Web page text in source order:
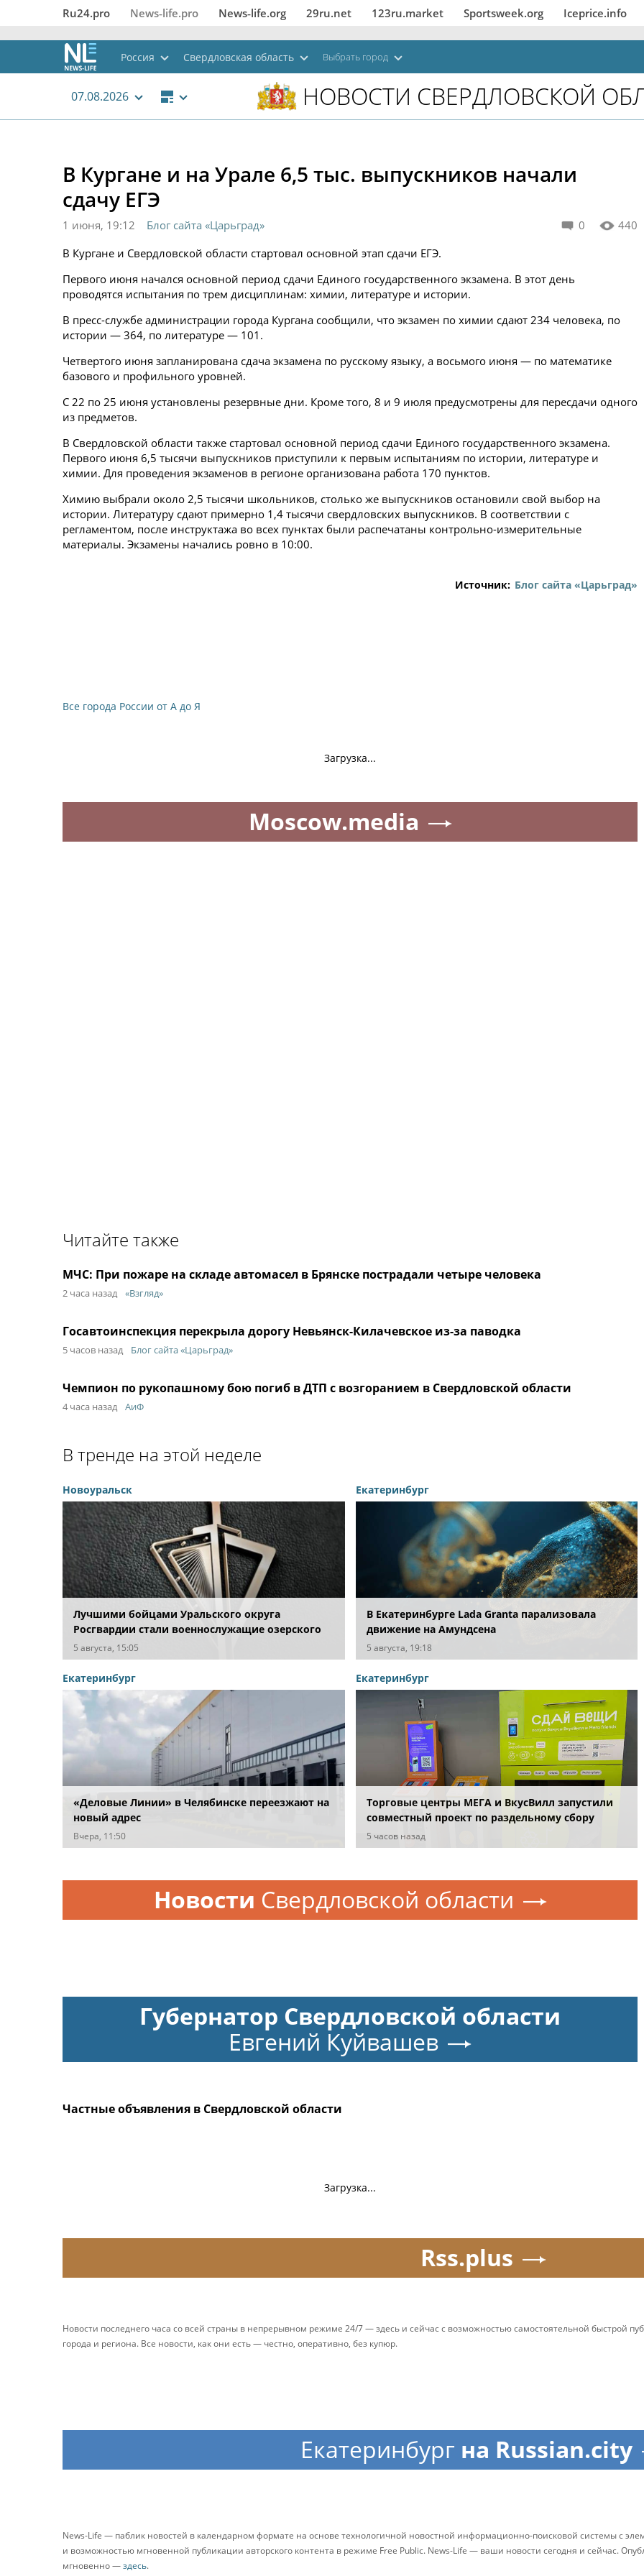
Ru24.pro News‑life.pro News‑life.org 29ru.net 123ru.market Sportsweek.org Iceprice.info
Россия Свердловская область Выбрать город
07.08.2026 НОВОСТИ СВЕРДЛОВСКОЙ
В Кургане и на Урале 6,5 тыс. выпускников начали
сдачу ЕГЭ
0 440
1 июня, 19:12
Блог сайта «Царьград»
В Кургане и Свердловской области стартовал основной этап сдачи ЕГЭ.
Первого июня начался основной период сдачи Единого государственного экзамена. В этот день
проводятся испытания по трем дисциплинам: химии, литературе и истории.
В пресс-службе администрации города Кургана сообщили, что экзамен по химии сдают 234 человека, по
истории — 364, по литературе — 101.
Четвертого июня запланирована сдача экзамена по русскому языку, а восьмого июня — по математике
базового и профильного уровней.
С 22 по 25 июня установлены резервные дни. Кроме того, 8 и 9 июля предусмотрены для пересдачи одного
из предметов.
В Свердловской области также стартовал основной период сдачи Единого государственного экзамена.
Первого июня 6,5 тысячи выпускников приступили к первым испытаниям по истории, литературе и
химии. Для проведения экзаменов в регионе организована работа 170 пунктов.
Химию выбрали около 2,5 тысячи школьников, столько же выпускников остановили свой выбор на
истории. Литературу сдают примерно 1,4 тысячи свердловских выпускников. В соответствии с
регламентом, после инструктажа во всех пунктах были распечатаны контрольно-измерительные
материалы. Экзамены начались ровно в 10:00.
Источник: Блог сайта «Царьград»
Все города России от А до Я
Загрузка...
Moscow.media
Читайте также
МЧС: При пожаре на складе автомасел в Брянске пострадали четыре человека
2 часа назад «Взгляд»
Госавтоинспекция перекрыла дорогу Невьянск-Килачевское из-за паводка
5 часов назад Блог сайта «Царьград»
Чемпион по рукопашному бою погиб в ДТП с возгоранием в Свердловской области
4 часа назад АиФ
В тренде на этой неделе
Новоуральск
Лучшими бойцами Уральского округа
Росгвардии стали военнослужащие озерского
соединения по охране важных государственных
объектов
5 августа, 15:05
Екатеринбург
В Екатеринбурге Lada Granta парализовала
движение на Амундсена
5 августа, 19:18
Екатеринбург
«Деловые Линии» в Челябинске переезжают на
новый адрес
Вчера, 11:50
Екатеринбург
Торговые центры МЕГА и ВкусВилл запустили
совместный проект по раздельному сбору
вторсырья
5 часов назад
Новости Свердловской области
Губернатор Свердловской области
Евгений Куйвашев
Частные объявления в Свердловской области
Загрузка...
Rss.plus
Новости последнего часа со всей страны в непрерывном режиме 24/7 — здесь и сейчас с возможностью самостоятельной быстрой
города и региона. Все новости, как они есть — честно, оперативно, без купюр.
Екатеринбург на Russian.city
News-Life — паблик новостей в календарном формате на основе технологичной новостной информационно-поисковой системы с
и возможностью мгновенной публикации авторского контента в режиме Free Public. News-Life — ваши новости сегодня и сейчас.
мгновенно —здесь.